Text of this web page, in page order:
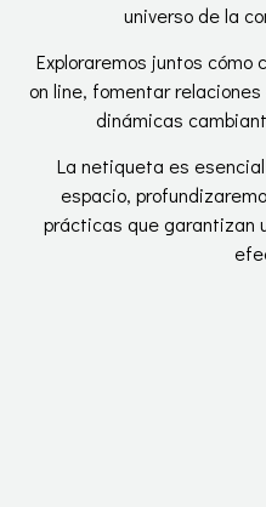
universo de la
Exploraremos juntos cómo
on line, fomentar
dinámicas
La netiqueta es
espacio,
prácticas que garantizan